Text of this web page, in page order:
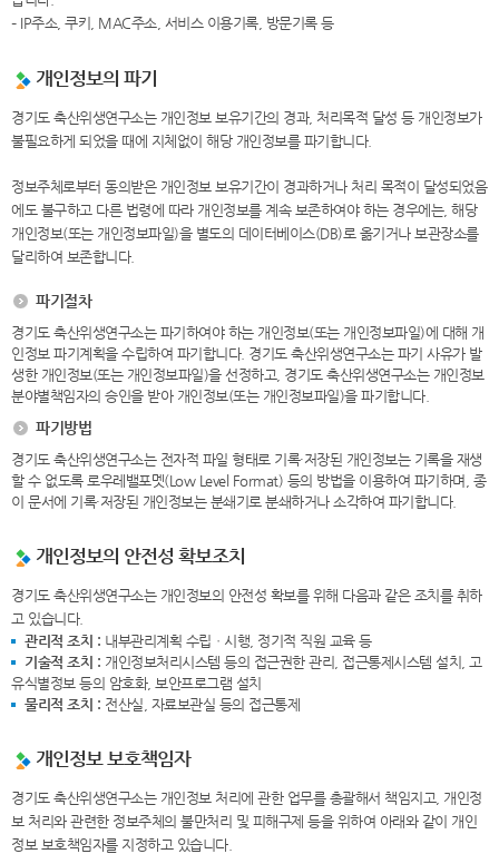
– IP주소, 쿠키, MAC주소, 서비스 이용기록, 방문기록 등
개인정보의 파기
경기도 축산위생연구소는 개인정보 보유기간의 경과, 처리목적 달성 등 개인정보가
불필요하게 되었을 때에 지체없이 해당 개인정보를 파기합니다.
정보주체로부터 동의받은 개인정보 보유기간이 경과하거나 처리 목적이 달성되었음
에도 불구하고 다른 법령에 따라 개인정보를 계속 보존하여야 하는 경우에는, 해당
개인정보(또는 개인정보파일)을 별도의 데이터베이스(DB)로 옮기거나 보관장소를
달리하여 보존합니다.
파기절차
경기도 축산위생연구소는 파기하여야 하는 개인정보(또는 개인정보파일)에 대해 개
인정보 파기계획을 수립하여 파기합니다. 경기도 축산위생연구소는 파기 사유가 발
생한 개인정보(또는 개인정보파일)을 선정하고, 경기도 축산위생연구소는 개인정보
분야별책임자의 승인을 받아 개인정보(또는 개인정보파일)을 파기합니다.
파기방법
경기도 축산위생연구소는 전자적 파일 형태로 기록·저장된 개인정보는 기록을 재생
할 수 없도록 로우레밸포멧(Low Level Format) 등의 방법을 이용하여 파기하며, 종
이 문서에 기록·저장된 개인정보는 분쇄기로 분쇄하거나 소각하여 파기합니다.
개인정보의 안전성 확보조치
경기도 축산위생연구소는 개인정보의 안전성 확보를 위해 다음과 같은 조치를 취하
고 있습니다.
관리적 조치 : 내부관리계획 수립ㆍ시행, 정기적 직원 교육 등
기술적 조치 : 개인정보처리시스템 등의 접근권한 관리, 접근통제시스템 설치, 고
유식별정보 등의 암호화, 보안프로그램 설치
물리적 조치 : 전산실, 자료보관실 등의 접근통제
개인정보 보호책임자
경기도 축산위생연구소는 개인정보 처리에 관한 업무를 총괄해서 책임지고, 개인정
보 처리와 관련한 정보주체의 불만처리 및 피해구제 등을 위하여 아래와 같이 개인
정보 보호책임자를 지정하고 있습니다.